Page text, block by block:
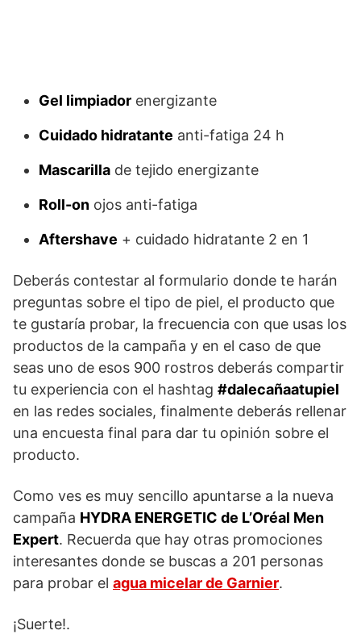
Gel limpiador energizante
Cuidado hidratante anti-fatiga 24 h
Mascarilla de tejido energizante
Roll-on ojos anti-fatiga
Aftershave + cuidado hidratante 2 en 1
Deberás contestar al formulario donde te harán
preguntas sobre el tipo de piel, el producto que
te gustaría probar, la frecuencia con que usas los
productos de la campaña y en el caso de que
seas uno de esos 900 rostros deberás compartir
tu experiencia con el hashtag #dalecañaatupiel
en las redes sociales, finalmente deberás rellenar
una encuesta final para dar tu opinión sobre el
producto.
Como ves es muy sencillo apuntarse a la nueva
campaña HYDRA ENERGETIC de L’Oréal Men
Expert. Recuerda que hay otras promociones
interesantes donde se buscas a 201 personas
para probar el agua micelar de Garnier.
¡Suerte!.